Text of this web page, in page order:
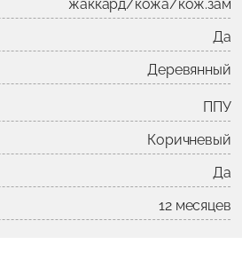
жаккард/кожа/кож.зам
Да
Деревянный
ППУ
Коричневый
Да
12 месяцев